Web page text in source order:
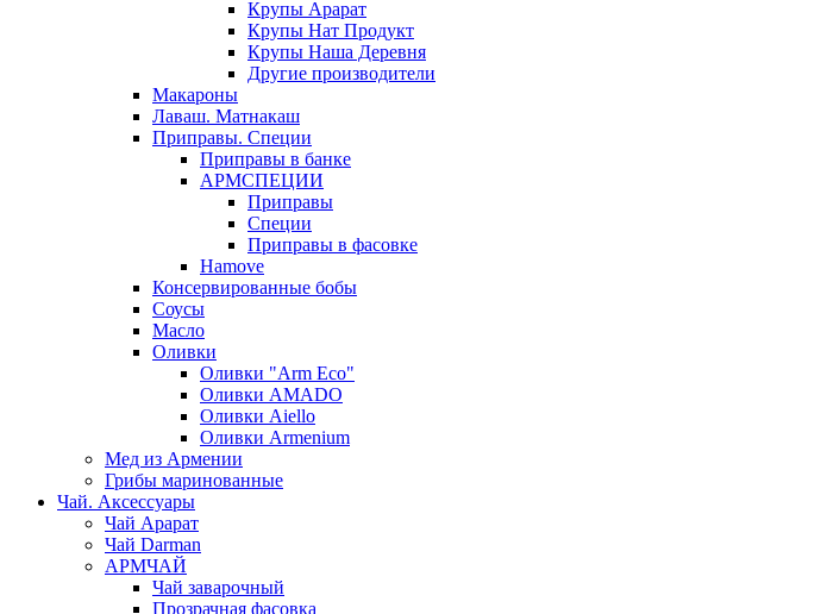
Крупы Арарат
Крупы Нат Продукт
Крупы Наша Деревня
Другие производители
Макароны
Лаваш. Матнакаш
Приправы. Специи
Приправы в банке
АРМСПЕЦИИ
Приправы
Специи
Приправы в фасовке
Hamove
Консервированные бобы
Соусы
Масло
Оливки
Оливки "Arm Eco"
Оливки AMADO
Оливки Aiello
Оливки Armenium
Мед из Армении
Грибы маринованные
Чай. Аксессуары
Чай Арарат
Чай Darman
АРМЧАЙ
Чай заварочный
Прозрачная фасовка